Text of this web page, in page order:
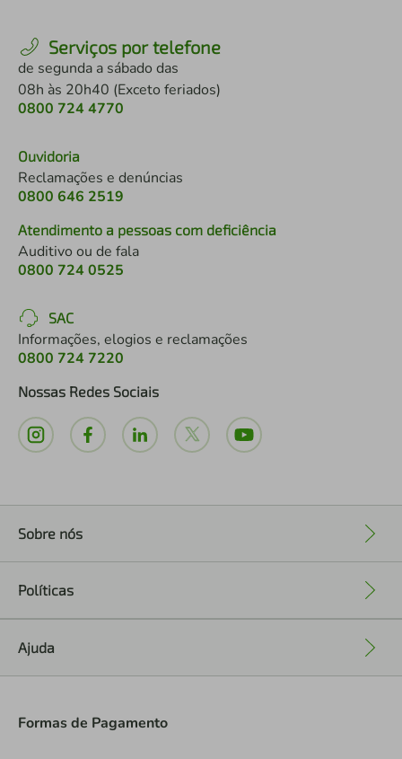
Serviços por telefone
de segunda a sábado das
08h às 20h40 (Exceto feriados)
0800 724 4770
Ouvidoria
Reclamações e denúncias
0800 646 2519
Atendimento a pessoas com deficiência
Auditivo ou de fala
0800 724 0525
SAC
Informações, elogios e reclamações
0800 724 7220
Nossas Redes Sociais
Sobre nós
Políticas
Ajuda
Formas de Pagamento